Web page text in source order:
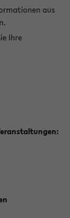
aus
Ihre